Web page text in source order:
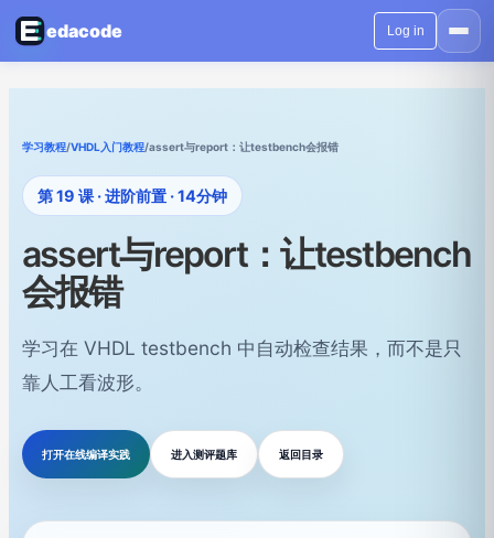
edacode Log in
学习教程/VHDL入门教程/assert与report：让testbench会报错
第 19 课 · 进阶前置 · 14分钟
assert与report：让testbench
会报错
学习在 VHDL testbench 中自动检查结果，而不是只
靠人工看波形。
打开在线编译实践 进入测评题库 返回目录